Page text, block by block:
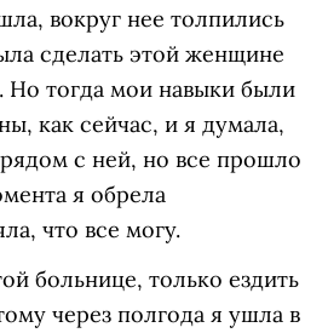
вокруг нее толпились
сделать этой женщине
Но тогда мои навыки были
как сейчас, и я думала,
с ней, но все прошло
я обрела
что все могу.
больнице, только ездить
через полгода я ушла в